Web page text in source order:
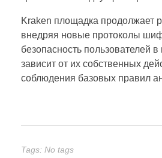
Kraken площадка продолжает
внедряя новые протоколы
безопасность пользователей
зависит от их собственных
соблюдения базовых правил
Tags: No tags